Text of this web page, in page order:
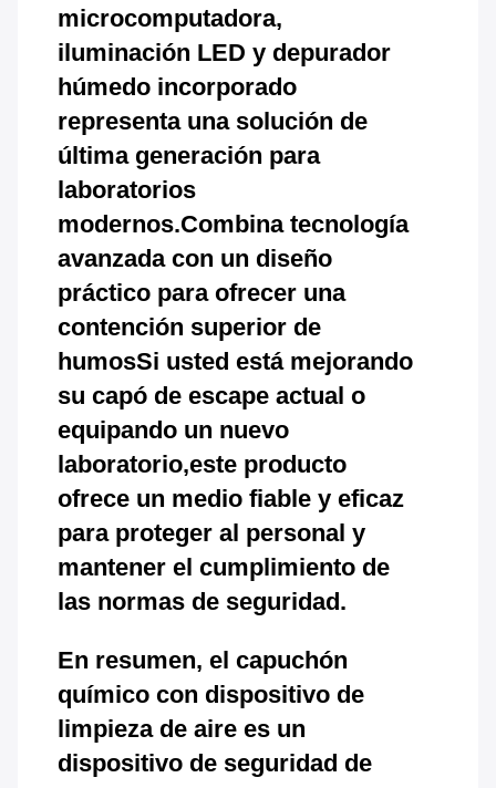
microcomputadora,
iluminación LED y depurador
húmedo incorporado
representa una solución de
última generación para
laboratorios
modernos.Combina tecnología
avanzada con un diseño
práctico para ofrecer una
contención superior de
humosSi usted está mejorando
su capó de escape actual o
equipando un nuevo
laboratorio,este producto
ofrece un medio fiable y eficaz
para proteger al personal y
mantener el cumplimiento de
las normas de seguridad.
En resumen, el capuchón
químico con dispositivo de
limpieza de aire es un
dispositivo de seguridad de